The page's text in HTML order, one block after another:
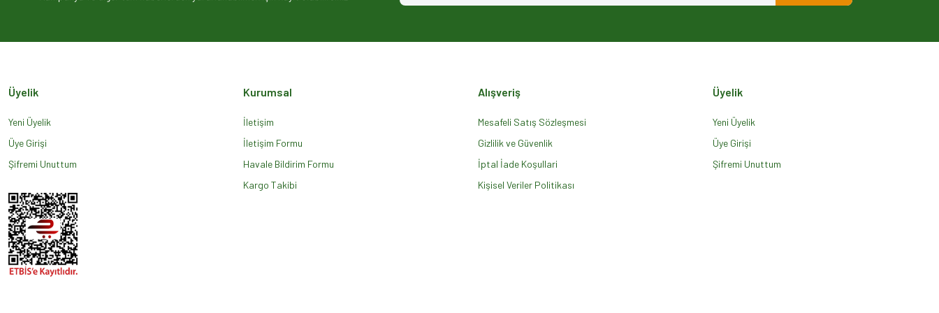
Ürün açıklamasında eksik bilgiler bulunuyor.
Gönder
Üyelik
Yeni Üyelik
Üye Girişi
Şifremi Unuttum
Kurumsal
İletişim
İletişim Formu
Havale Bildirim Formu
Kargo Takibi
Alışveriş
Mesafeli Satış Sözleşmesi
Gizlilik ve Güvenlik
İptal İade Koşullari
Kişisel Veriler Politikası
Üyelik
Yeni Üyelik
Üye Girişi
Şifremi Unuttum